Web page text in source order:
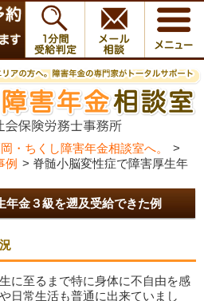
・ちくし障害年金相談室へ。
>
例 > 脊髄小脳変性症で障害厚生年
年金３級を遡及受給できた例
に至るまで特に身体に不自由を感
日常生活も普通に出来ていまし